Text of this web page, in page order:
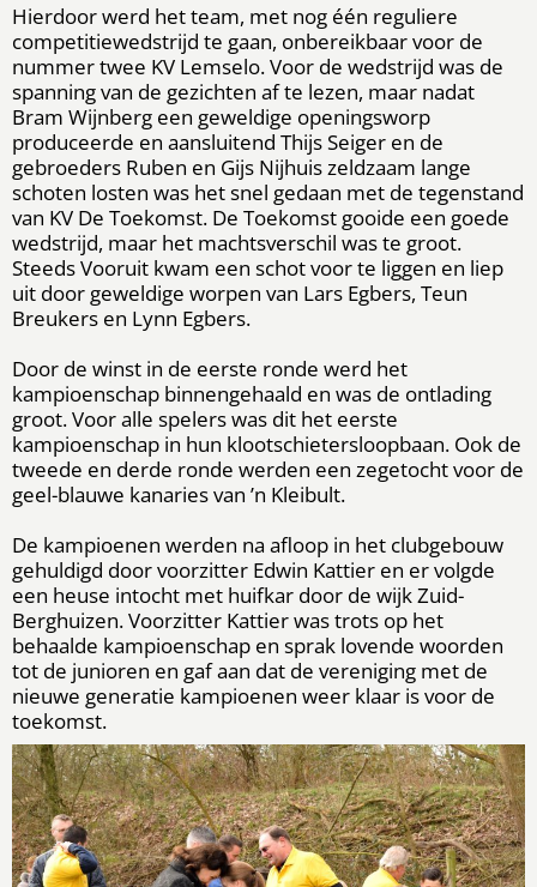
Hierdoor werd het team, met nog één reguliere
competitiewedstrijd te gaan, onbereikbaar voor de
nummer twee KV Lemselo. Voor de wedstrijd was de
spanning van de gezichten af te lezen, maar nadat
Bram Wijnberg een geweldige openingsworp
produceerde en aansluitend Thijs Seiger en de
gebroeders Ruben en Gijs Nijhuis zeldzaam lange
schoten losten was het snel gedaan met de tegenstand
van KV De Toekomst. De Toekomst gooide een goede
wedstrijd, maar het machtsverschil was te groot.
Steeds Vooruit kwam een schot voor te liggen en liep
uit door geweldige worpen van Lars Egbers, Teun
Breukers en Lynn Egbers.
Door de winst in de eerste ronde werd het
kampioenschap binnengehaald en was de ontlading
groot. Voor alle spelers was dit het eerste
kampioenschap in hun klootschietersloopbaan. Ook de
tweede en derde ronde werden een zegetocht voor de
geel-blauwe kanaries van ’n Kleibult.
De kampioenen werden na afloop in het clubgebouw
gehuldigd door voorzitter Edwin Kattier en er volgde
een heuse intocht met huifkar door de wijk Zuid-
Berghuizen. Voorzitter Kattier was trots op het
behaalde kampioenschap en sprak lovende woorden
tot de junioren en gaf aan dat de vereniging met de
nieuwe generatie kampioenen weer klaar is voor de
toekomst.